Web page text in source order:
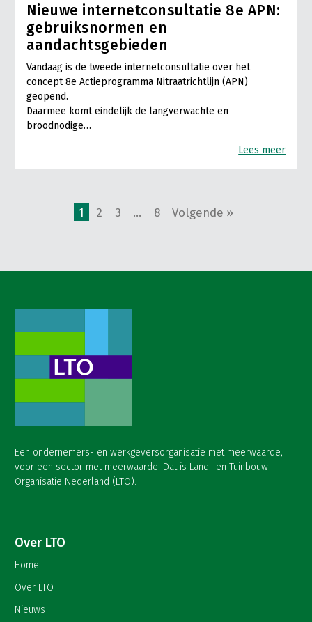
Nieuwe internetconsultatie 8e APN:
gebruiksnormen en
aandachtsgebieden
Vandaag is de tweede internetconsultatie over het
concept 8e Actieprogramma Nitraatrichtlijn (APN)
geopend.
Daarmee komt eindelijk de langverwachte en
broodnodige…
Lees meer
1 2 3 … 8 Volgende »
Een ondernemers- en werkgeversorganisatie met meerwaarde,
voor een sector met meerwaarde. Dat is Land- en Tuinbouw
Organisatie Nederland (LTO).
Over LTO
Home
Over LTO
Nieuws